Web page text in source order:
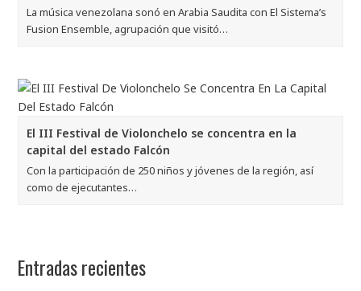
La música venezolana sonó en Arabia Saudita con El Sistema’s
Fusion Ensemble, agrupación que visitó…
El III Festival de Violonchelo se concentra en la
capital del estado Falcón
Con la participación de 250 niños y jóvenes de la región, así
como de ejecutantes…
Entradas recientes